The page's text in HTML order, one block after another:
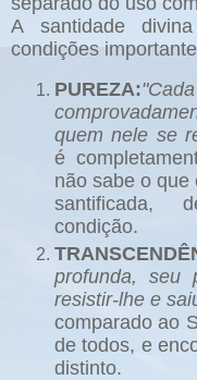
A santidade
condições
PUREZA:
quem nele se
é
não sabe o que
santificada,
condição.
profunda, seu
resistir-lhe e
comparado ao
de todos, e
distinto.